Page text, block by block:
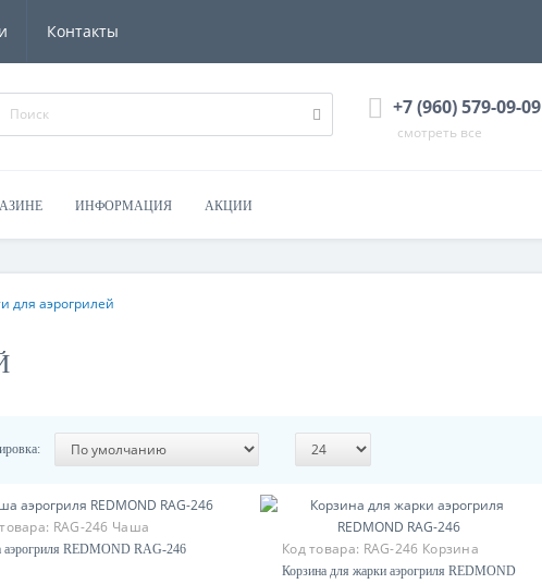
Контакты
+7 (960) 579-09-09
смотреть все
ИНФОРМАЦИЯ АКЦИИ
для аэрогрилей
RAG-246 Чаша
REDMOND RAG-246 Код товара: RAG-246 Корзина
Корзина для жарки аэрогриля REDMOND